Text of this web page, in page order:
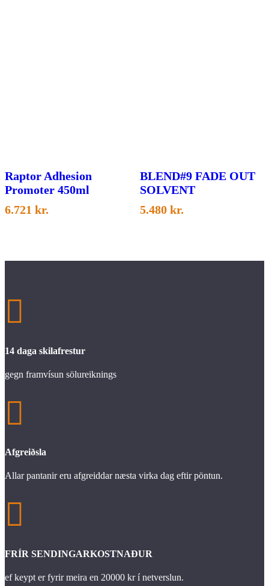
Raptor Adhesion
Promoter 450ml
6.721 kr.
BLEND#9 FADE OUT
SOLVENT
5.480 kr.

14 daga skilafrestur
gegn framvísun sölureiknings

Afgreiðsla
Allar pantanir eru afgreiddar næsta virka dag eftir pöntun.

FRÍR SENDINGARKOSTNAÐUR
ef keypt er fyrir meira en 20000 kr í netverslun.